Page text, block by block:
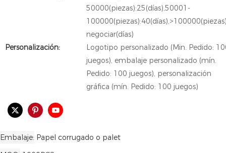
50000(piezas):25(días),50001-
negociar(días)
Personalización:
Logotipo personalizado (Min. Pedido:
juegos), embalaje personalizado (mín.
Pedido: 100 juegos), personalización
gráfica (mín. Pedido: 100 juegos)
Embalaje Papel corrugado o palet